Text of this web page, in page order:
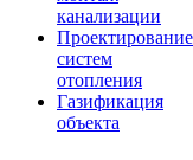
канализации
Проектирование
систем
отопления
Газификация
объекта